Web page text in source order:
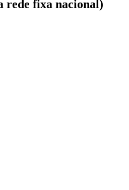
rede fixa nacional)